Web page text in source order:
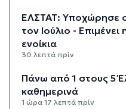
ΕΛΣΤΑΤ: Υποχώρησε
τον Ιούλιο -
ενοίκια
30 λεπτά πρίν
Πάνω από 1 στους 5
καθημερινά
1 ώρα 17 λεπτά πρίν